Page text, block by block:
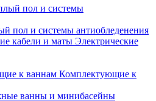
пол и системы антиобледенения
Электрические
Комплектующие к